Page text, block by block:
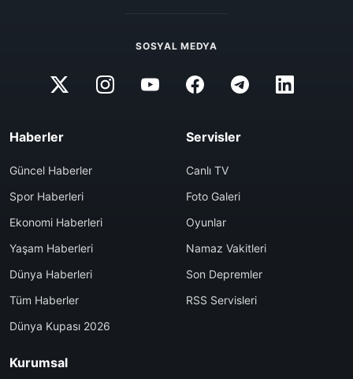
SOSYAL MEDYA
Haberler
Güncel Haberler
Spor Haberleri
Ekonomi Haberleri
Yaşam Haberleri
Dünya Haberleri
Tüm Haberler
Dünya Kupası 2026
Servisler
Canlı TV
Foto Galeri
Oyunlar
Namaz Vakitleri
Son Depremler
RSS Servisleri
Kurumsal